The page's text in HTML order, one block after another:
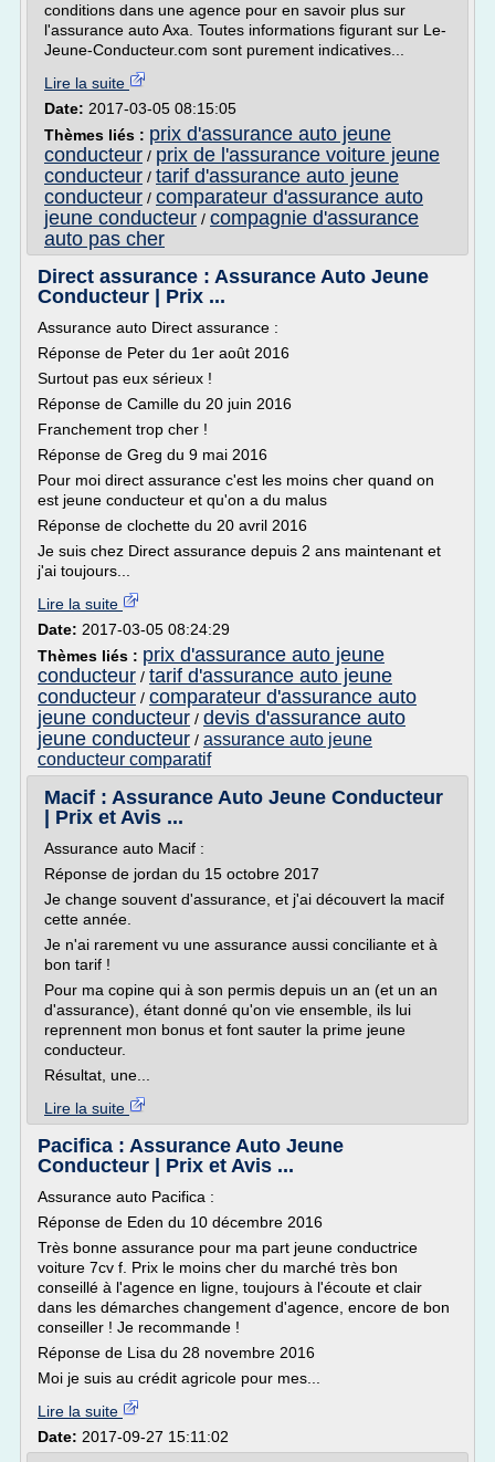
conditions dans une agence pour en savoir plus sur
l'assurance auto Axa. Toutes informations figurant sur Le-
Jeune-Conducteur.com sont purement indicatives...
Lire la suite
Date: 2017-03-05 08:15:05
Thèmes liés : prix d'assurance auto jeune
conducteur / prix de l'assurance voiture jeune
conducteur / tarif d'assurance auto jeune
conducteur / comparateur d'assurance auto
jeune conducteur / compagnie d'assurance
auto pas cher
Direct assurance : Assurance Auto Jeune
Conducteur | Prix ...
Assurance auto Direct assurance :
Réponse de Peter du 1er août 2016
Surtout pas eux sérieux !
Réponse de Camille du 20 juin 2016
Franchement trop cher !
Réponse de Greg du 9 mai 2016
Pour moi direct assurance c'est les moins cher quand on
est jeune conducteur et qu'on a du malus
Réponse de clochette du 20 avril 2016
Je suis chez Direct assurance depuis 2 ans maintenant et
j'ai toujours...
Lire la suite
Date: 2017-03-05 08:24:29
Thèmes liés : prix d'assurance auto jeune
conducteur / tarif d'assurance auto jeune
conducteur / comparateur d'assurance auto
jeune conducteur / devis d'assurance auto
jeune conducteur / assurance auto jeune
conducteur comparatif
Macif : Assurance Auto Jeune Conducteur
| Prix et Avis ...
Assurance auto Macif :
Réponse de jordan du 15 octobre 2017
Je change souvent d'assurance, et j'ai découvert la macif
cette année.
Je n'ai rarement vu une assurance aussi conciliante et à
bon tarif !
Pour ma copine qui à son permis depuis un an (et un an
d'assurance), étant donné qu'on vie ensemble, ils lui
reprennent mon bonus et font sauter la prime jeune
conducteur.
Résultat, une...
Lire la suite
Pacifica : Assurance Auto Jeune
Conducteur | Prix et Avis ...
Assurance auto Pacifica :
Réponse de Eden du 10 décembre 2016
Très bonne assurance pour ma part jeune conductrice
voiture 7cv f. Prix le moins cher du marché très bon
conseillé à l'agence en ligne, toujours à l'écoute et clair
dans les démarches changement d'agence, encore de bon
conseiller ! Je recommande !
Réponse de Lisa du 28 novembre 2016
Moi je suis au crédit agricole pour mes...
Lire la suite
Date: 2017-09-27 15:11:02